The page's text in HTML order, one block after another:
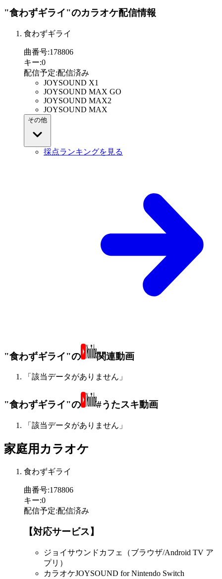
"食わずギライ"のカラオケ配信情報
食わずギライ
曲番号:178806
キー:0
配信予定:配信済み
JOYSOUND X1
JOYSOUND MAX GO
JOYSOUND MAX2
JOYSOUND MAX
その他
採点ランキングを見る
"食わずギライ"の 関連動画
「該当データがありません」
"食わずギライ"の #うたスキ動画
「該当データがありません」
家庭用カラオケ
食わずギライ
曲番号:178806
キー:0
配信予定:配信済み
【対応サービス】
ジョイサウンドカフェ（ブラウザ/Android TV ア
プリ）
カラオケJOYSOUND for Nintendo Switch